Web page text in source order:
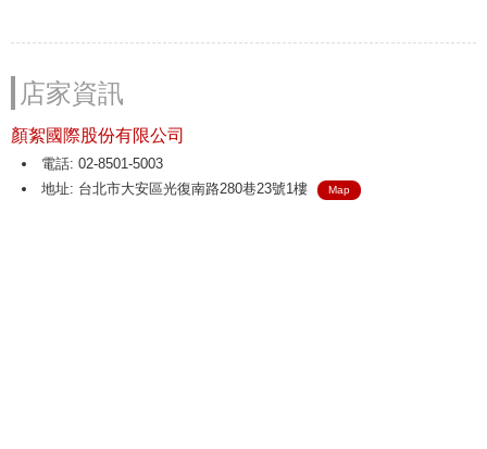
店家資訊
顏絮國際股份有限公司
電話: 02-8501-5003
地址: 台北市大安區光復南路280巷23號1樓
Map